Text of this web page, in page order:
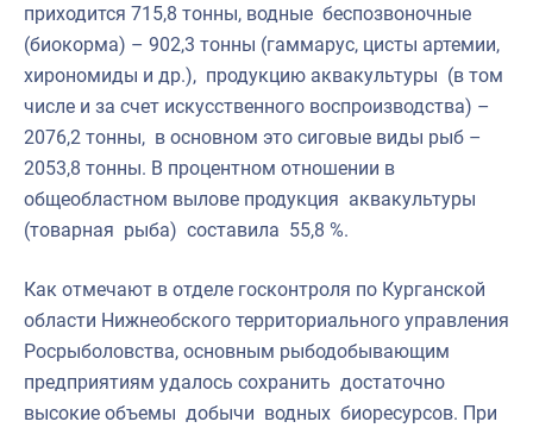
Укрепление духовно-нравственных ценностей
События в России и мире
приходится 715,8 тонны, водные беспозвоночные
(биокорма) – 902,3 тонны (гаммарус, цисты артемии,
хирономиды и др.), продукцию аквакультуры (в том
числе и за счет искусственного воспроизводства) –
2076,2 тонны, в основном это сиговые виды рыб –
2053,8 тонны. В процентном отношении в
общеобластном вылове продукция аквакультуры
(товарная рыба) составила 55,8 %.
Как отмечают в отделе госконтроля по Курганской
области Нижнеобского территориального управления
Росрыболовства, основным рыбодобывающим
предприятиям удалось сохранить достаточно
высокие объемы добычи водных биоресурсов. При